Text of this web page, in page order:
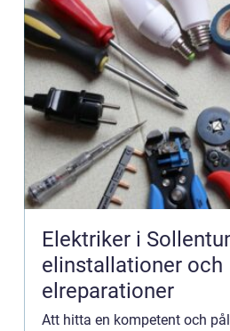
Elektriker i
elinstallationer och
elreparationer
Att hitta en kompetent och